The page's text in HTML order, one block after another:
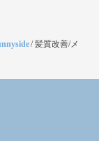
/髪質改善/メ